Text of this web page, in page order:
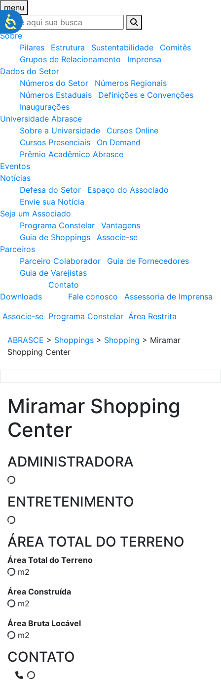
menu
Sobre
Pilares
Estrutura Sustentabilidade
Comitês
Grupos de Relacionamento
Imprensa
Dados do Setor
Números do Setor
Números Regionais
Números Estaduais
Definições e Convenções
Inaugurações
Universidade Abrasce
Sobre a Universidade
Cursos Online
Cursos Presenciais
On Demand
Prêmio Acadêmico Abrasce
Eventos
Notícias
Defesa do Setor
Espaço do Associado
Envie sua Notícia
Seja um Associado
Programa Constelar
Vantagens
Guia de Shoppings
Associe-se
Parceiros
Parceiro Colaborador
Guia de Fornecedores
Guia de Varejistas
Downloads
Contato
Fale conosco
Assessoria de Imprensa
Associe-se Programa Constelar Área Restrita
ABRASCE > Shoppings > Shopping > Miramar
Shopping Center
Miramar Shopping
Center
ADMINISTRADORA
ENTRETENIMENTO
ÁREA TOTAL DO TERRENO
Área Total do Terreno
m2
Área Construída
m2
Área Bruta Locável
m2
CONTATO